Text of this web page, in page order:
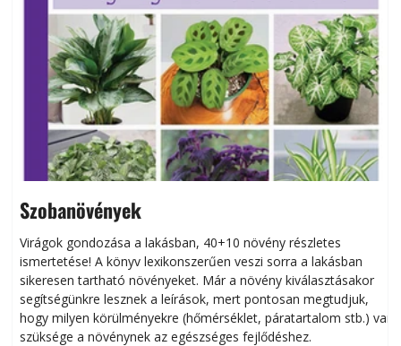
Szobanövények
Virágok gondozása a lakásban, 40+10 növény részletes
ismertetése! A könyv lexikonszerűen veszi sorra a lakásban
sikeresen tart­ha­tó növényeket. Már a növény kiválasztásakor
segítségünkre lesznek a leírások, mert pontosan megtudjuk,
hogy milyen körülményekre (hőmérséklet, páratartalom stb.) van
szüksége a növénynek az egészséges fejlődéshez.